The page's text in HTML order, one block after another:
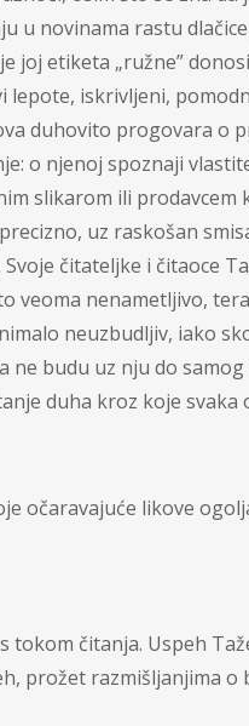
u novinama rastu
joj etiketa „ružne”
lepote, iskrivljeni,
duhovito progovara o
o njenoj spoznaji
slikarom ili prodavcem
uz raskošan
čitateljke i čitaoce
veoma nenametljivo,
neuzbudljiv, iako
ne budu uz nju do samog
duha kroz koje svaka
očaravajuće likove
tokom čitanja. Uspeh
prožet razmišljanjima